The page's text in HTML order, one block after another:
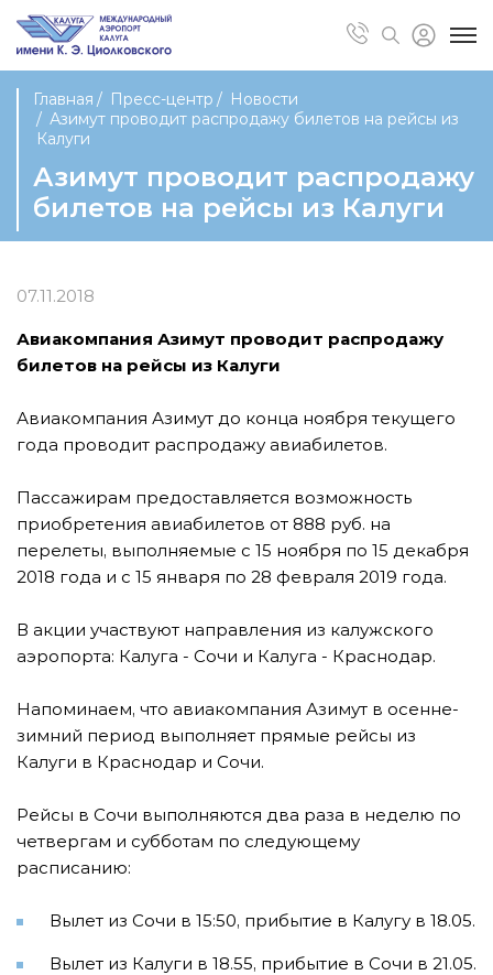
Главная Пресс-центр
Новости
Азимут проводит распродажу билетов на рейсы из
Калуги
Азимут проводит распродажу
билетов на рейсы из Калуги
07.11.2018
Авиакомпания Азимут проводит распродажу
билетов на рейсы из Калуги
Авиакомпания Азимут до конца ноября текущего
года проводит распродажу авиабилетов.
Пассажирам предоставляется возможность
приобретения авиабилетов от 888 руб. на
перелеты, выполняемые с 15 ноября по 15 декабря
2018 года и с 15 января по 28 февраля 2019 года.
В акции участвуют направления из калужского
аэропорта: Калуга - Сочи и Калуга - Краснодар.
Напоминаем, что авиакомпания Азимут в осенне-
зимний период выполняет прямые рейсы из
Калуги в Краснодар и Сочи.
Рейсы в Сочи выполняются два раза в неделю по
четвергам и субботам по следующему
расписанию:
Вылет из Сочи в 15:50, прибытие в Калугу в 18.05.
Вылет из Калуги в 18.55, прибытие в Сочи в 21.05.